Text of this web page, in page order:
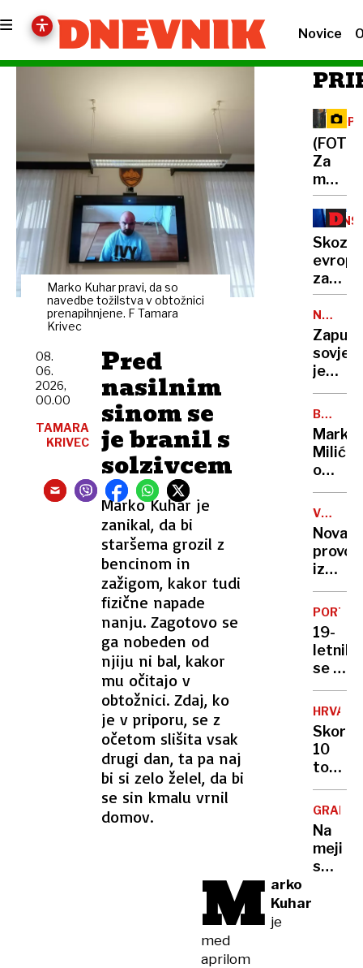
Novice
Marko Kuhar pravi, da so
navedbe tožilstva v obtožnici
prenapihnjene. F Tamara
Krivec
Pred
nasilnim
sinom se
je branil s
solzivcem
Marko Kuhar je
zanikal, da bi
staršema grozil z
bencinom in
zažigom, kakor tudi
fizične napade
nanju. Zagotovo se
ga nobeden od
njiju ni bal, kakor
mu očitajo v
obtožnici. Zdaj, ko
je v priporu, se z
očetom slišita vsak
drugi dan, ta pa naj
bi si zelo želel, da bi
se sin kmalu vrnil
domov.
08.
06.
2026,
00.00
TAMARA
KRIVEC
M arko
Kuhar
je
med
aprilom
(FOTO)
Za
v
dan
v
družbi
zveri
Skozi
labirint
brez
države
jedrski
so
postali
bombe
BREZ
DLAKE
NA
JEZIKU
Marko
Milić
o
ki ga
je
stala
NBA-
da
sem
to
storil«
VOJNA
V
Nova
iz
Putin
Evropo
z
o
usodi
19-
letnik
se je
pred
»skril«
na
sredi
Skoraj
10
ton
pršuta
bo
romalo
v
lastnik
Na
meji
s